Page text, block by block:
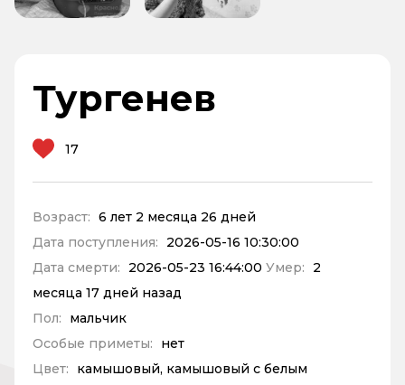
Тургенев
17
Возраст: 6 лет 2 месяца 26 дней
Дата поступления:
2026-05-16 10:30:00
Дата смерти:
2026-05-23 16:44:00 Умер:
2
месяца 17 дней назад
Пол:
мальчик
Особые приметы:
нет
Цвет:
камышовый, камышовый с белым